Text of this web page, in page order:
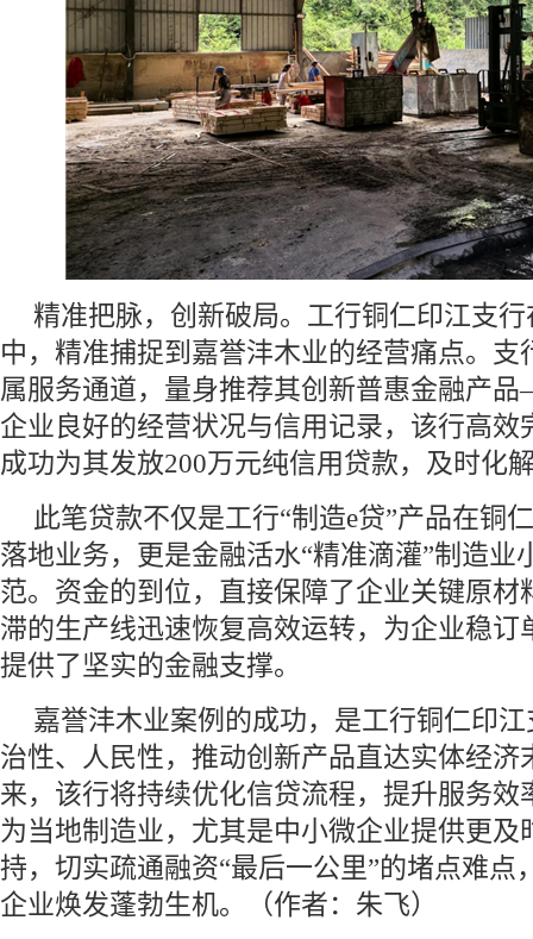
精准把脉，创新破局。工行铜仁印江支
中，精准捕捉到嘉誉沣木业的经营痛点。支
属服务通道，量身推荐其创新普惠金融产
企业良好的经营状况与信用记录，该行高效
成功为其发放200万元纯信用贷款，及时化
此笔贷款不仅是工行“制造e贷”产品在铜
落地业务，更是金融活水“精准滴灌”制造业
范。资金的到位，直接保障了企业关键原材
滞的生产线迅速恢复高效运转，为企业稳订
提供了坚实的金融支撑。
嘉誉沣木业案例的成功，是工行铜仁印
治性、人民性，推动创新产品直达实体经济
来，该行将持续优化信贷流程，提升服务效
为当地制造业，尤其是中小微企业提供更及
持，切实疏通融资“最后一公里”的堵点难点
企业焕发蓬勃生机。（作者：朱飞）